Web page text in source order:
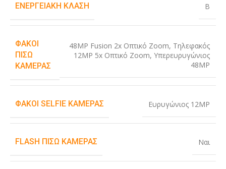
ΕΝΕΡΓΕΙΑΚΉ ΚΛΆΣΗ B
ΦΑΚΟΊ
ΠΊΣΩ
ΚΆΜΕΡΑΣ
48MP Fusion 2x Οπτικό Zoom, Τηλεφακός
12MP 5x Οπτικό Zoom, Υπερευρυγώνιος
48MP
ΦΑΚΟΊ SELFIE ΚΆΜΕΡΑΣ Ευρυγώνιος 12MP
FLASH ΠΊΣΩ ΚΆΜΕΡΑΣ Ναι